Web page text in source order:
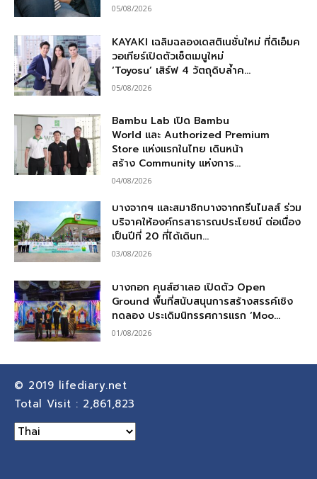
05/08/2026
KAYAKI เฉลิมฉลองเดสติเนชั่นใหม่ ที่ดิเอ็มค
วอเทียร์เปิดตัวเซ็ตเมนูใหม่
‘Toyosu’ เสิร์ฟ 4 วัตถุดิบล้ำค...
05/08/2026
Bambu Lab เปิด Bambu
World และ Authorized Premium
Store แห่งแรกในไทย เดินหน้า
สร้าง Community แห่งการ...
04/08/2026
บางจากฯ และสมาชิกบางจากกรีนไมลส์ ร่วม
บริจาคให้องค์กรสาธารณประโยชน์ ต่อเนื่อง
เป็นปีที่ 20 ที่ได้เดินท...
03/08/2026
บางกอก คุนส์ฮาเลอ เปิดตัว Open
Ground พื้นที่สนับสนุนการสร้างสรรค์เชิง
ทดลอง ประเดิมนิทรรศการแรก ‘Moo...
01/08/2026
© 2019 lifediary.net
Total Visit : 2,861,823